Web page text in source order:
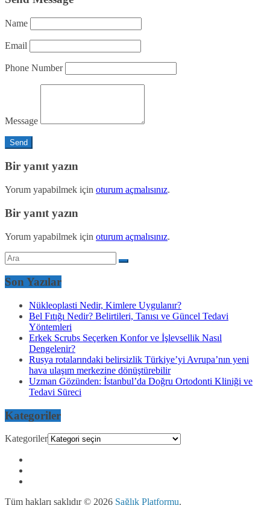
Name
Email
Phone Number
Message
Bir yanıt yazın
Yorum yapabilmek için oturum açmalısınız.
Bir yanıt yazın
Yorum yapabilmek için oturum açmalısınız.
Son Yazılar
Nükleoplasti Nedir, Kimlere Uygulanır?
Bel Fıtığı Nedir? Belirtileri, Tanısı ve Güncel Tedavi
Yöntemleri
Erkek Scrubs Seçerken Konfor ve İşlevsellik Nasıl
Dengelenir?
Rusya rotalarındaki belirsizlik Türkiye’yi Avrupa’nın yeni
hava ulaşım merkezine dönüştürebilir
Uzman Gözünden: İstanbul’da Doğru Ortodonti Kliniği ve
Tedavi Süreci
Kategoriler
Kategoriler
Tüm hakları saklıdır © 2026 Sağlık Platformu.